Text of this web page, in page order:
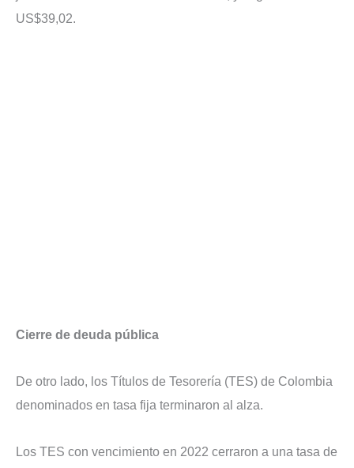
US$39,02.
Cierre de deuda pública
De otro lado, los Títulos de Tesorería (TES) de Colombia
denominados en tasa fija terminaron al alza.
Los TES con vencimiento en 2022 cerraron a una tasa de